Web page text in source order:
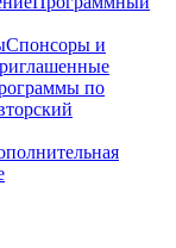
Спонсоры и
по